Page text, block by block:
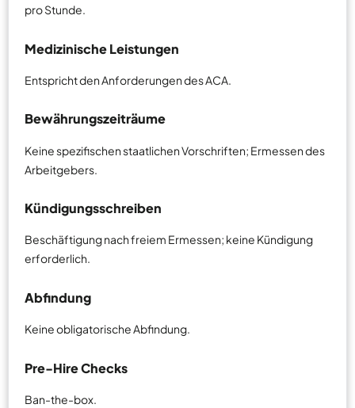
pro Stunde.
Medizinische Leistungen
Entspricht den Anforderungen des ACA.
Bewährungszeiträume
Keine spezifischen staatlichen Vorschriften; Ermessen des
Arbeitgebers.
Kündigungsschreiben
Beschäftigung nach freiem Ermessen; keine Kündigung
erforderlich.
Abfindung
Keine obligatorische Abfindung.
Pre-Hire Checks
Ban-the-box.